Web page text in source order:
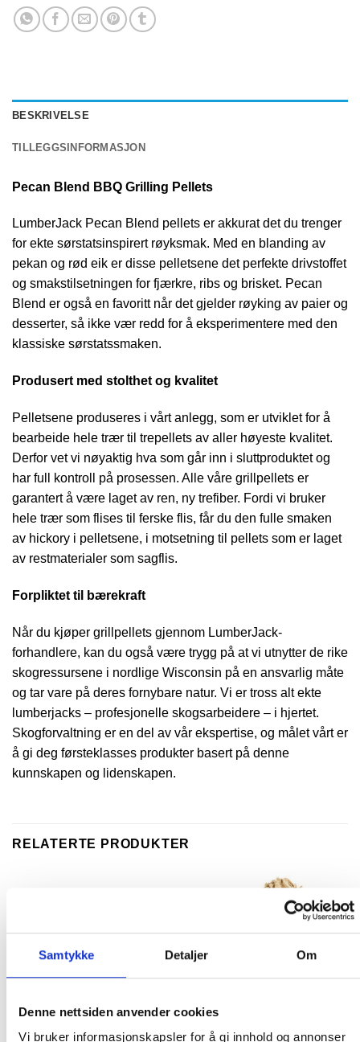
Samtykke Detaljer Om
Denne nettsiden anvender cookies
Vi bruker informasjonskapsler for å gi innhold og annonser
BESKRIVELSE
TILLEGGSINFORMASJON
Pecan Blend BBQ Grilling Pellets
LumberJack Pecan Blend pellets er akkurat det du trenger
for ekte sørstatsinspirert røyksmak. Med en blanding av
pekan og rød eik er disse pelletsene det perfekte drivstoffet
og smakstilsetningen for fjærkre, ribs og brisket. Pecan
Blend er også en favoritt når det gjelder røyking av paier og
desserter, så ikke vær redd for å eksperimentere med den
klassiske sørstatssmaken.
Produsert med stolthet og kvalitet
Pelletsene produseres i vårt anlegg, som er utviklet for å
bearbeide hele trær til trepellets av aller høyeste kvalitet.
Derfor vet vi nøyaktig hva som går inn i sluttproduktet og
har full kontroll på prosessen. Alle våre grillpellets er
garantert å være laget av ren, ny trefiber. Fordi vi bruker
hele trær som flises til ferske flis, får du den fulle smaken
av hickory i pelletsene, i motsetning til pellets som er laget
av restmaterialer som sagflis.
Forpliktet til bærekraft
Når du kjøper grillpellets gjennom LumberJack-
forhandlere, kan du også være trygg på at vi utnytter de rike
skogressursene i nordlige Wisconsin på en ansvarlig måte
og tar vare på deres fornybare natur. Vi er tross alt ekte
lumberjacks – profesjonelle skogsarbeidere – i hjertet.
Skogforvaltning er en del av vår ekspertise, og målet vårt er
å gi deg førsteklasses produkter basert på denne
kunnskapen og lidenskapen.
RELATERTE PRODUKTER